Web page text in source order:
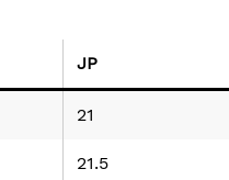
JP
21
21.5